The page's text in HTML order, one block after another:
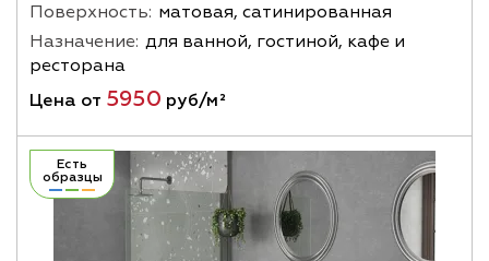
Поверхность: матовая, сатинированная
Назначение: для ванной, гостиной, кафе и
ресторана
Цена от 5950 руб/м²
Есть
образцы